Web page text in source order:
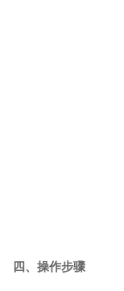
四、操作步骤